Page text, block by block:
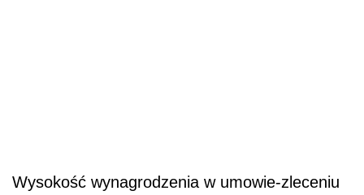
Wysokość wynagrodzenia w umowie-zleceniu